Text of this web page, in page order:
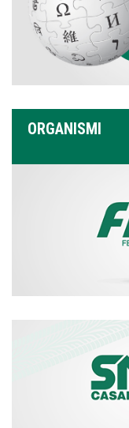
ORGANISMI